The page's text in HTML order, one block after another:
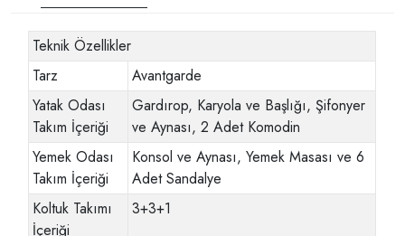
Teknik Özellikler
Tarz
Avantgarde
Yatak Odası
Takım İçeriği
Gardırop, Karyola ve Başlığı, Şifonyer
ve Aynası, 2 Adet Komodin
Yemek Odası
Takım İçeriği
Konsol ve Aynası, Yemek Masası ve 6
Adet Sandalye
Koltuk Takımı
İçeriği
3+3+1